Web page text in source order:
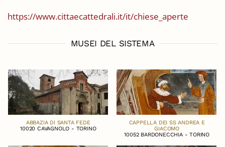
https://www.cittaecattedrali.it/it/chiese_aperte
MUSEI DEL SISTEMA
ABBAZIA DI SANTA FEDE
10020 CAVAGNOLO - TORINO
CAPPELLA DEI SS ANDREA E
GIACOMO
10052 BARDONECCHIA - TORINO